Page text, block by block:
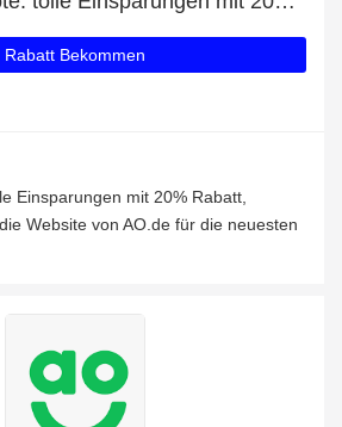
Rabatt Bekommen
Einsparungen mit 20% Rabatt,
Website von AO.de für die neuesten